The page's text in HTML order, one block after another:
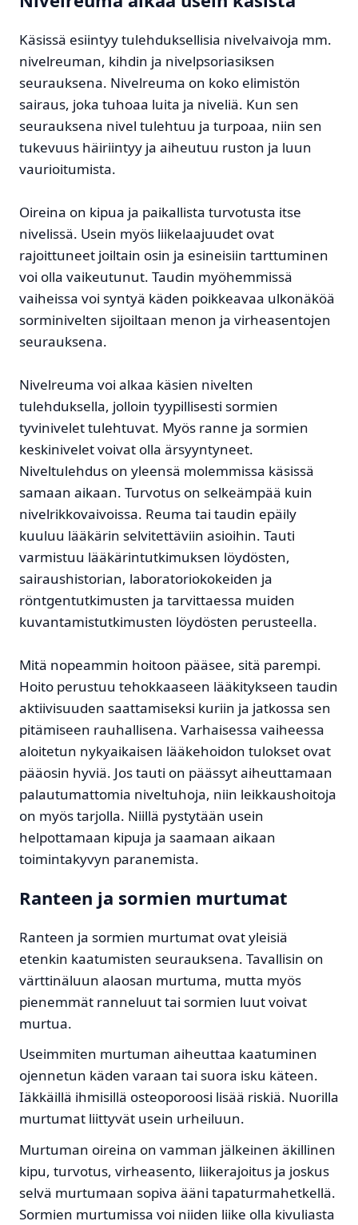
Käsissä esiintyy tulehduksellisia nivelvaivoja mm.
nivelreuman, kihdin ja nivelpsoriasiksen
seurauksena. Nivelreuma on koko elimistön
sairaus, joka tuhoaa luita ja niveliä. Kun sen
seurauksena nivel tulehtuu ja turpoaa, niin sen
tukevuus häiriintyy ja aiheutuu ruston ja luun
vaurioitumista.
Oireina on kipua ja paikallista turvotusta itse
nivelissä. Usein myös liikelaajuudet ovat
rajoittuneet joiltain osin ja esineisiin tarttuminen
voi olla vaikeutunut. Taudin myöhemmissä
vaiheissa voi syntyä käden poikkeavaa ulkonäköä
sorminivelten sijoiltaan menon ja virheasentojen
seurauksena.
Nivelreuma voi alkaa käsien nivelten
tulehduksella, jolloin tyypillisesti sormien
tyvinivelet tulehtuvat. Myös ranne ja sormien
keskinivelet voivat olla ärsyyntyneet.
Niveltulehdus on yleensä molemmissa käsissä
samaan aikaan. Turvotus on selkeämpää kuin
nivelrikkovaivoissa. Reuma tai taudin epäily
kuuluu lääkärin selvitettäviin asioihin. Tauti
varmistuu lääkärintutkimuksen löydösten,
sairaushistorian, laboratoriokokeiden ja
röntgentutkimusten ja tarvittaessa muiden
kuvantamistutkimusten löydösten perusteella.
Mitä nopeammin hoitoon pääsee, sitä parempi.
Hoito perustuu tehokkaaseen lääkitykseen taudin
aktiivisuuden saattamiseksi kuriin ja jatkossa sen
pitämiseen rauhallisena. Varhaisessa vaiheessa
aloitetun nykyaikaisen lääkehoidon tulokset ovat
pääosin hyviä. Jos tauti on päässyt aiheuttamaan
palautumattomia niveltuhoja, niin leikkaushoitoja
on myös tarjolla. Niillä pystytään usein
helpottamaan kipuja ja saamaan aikaan
toimintakyvyn paranemista.
Ranteen ja sormien murtumat
Ranteen ja sormien murtumat ovat yleisiä
etenkin kaatumisten seurauksena. Tavallisin on
värttinäluun alaosan murtuma, mutta myös
pienemmät ranneluut tai sormien luut voivat
murtua.
Useimmiten murtuman aiheuttaa kaatuminen
ojennetun käden varaan tai suora isku käteen.
Iäkkäillä ihmisillä osteoporoosi lisää riskiä. Nuorilla
murtumat liittyvät usein urheiluun.
Murtuman oireina on vamman jälkeinen äkillinen
kipu, turvotus, virheasento, liikerajoitus ja joskus
selvä murtumaan sopiva ääni tapaturmahetkellä.
Sormien murtumissa voi niiden liike olla kivuliasta